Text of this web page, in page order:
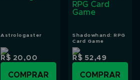
Astrologaster
R$ 20,00
COMPRAR
Shadowhand: RPG
Card Game
R$ 52,49
COMPRAR